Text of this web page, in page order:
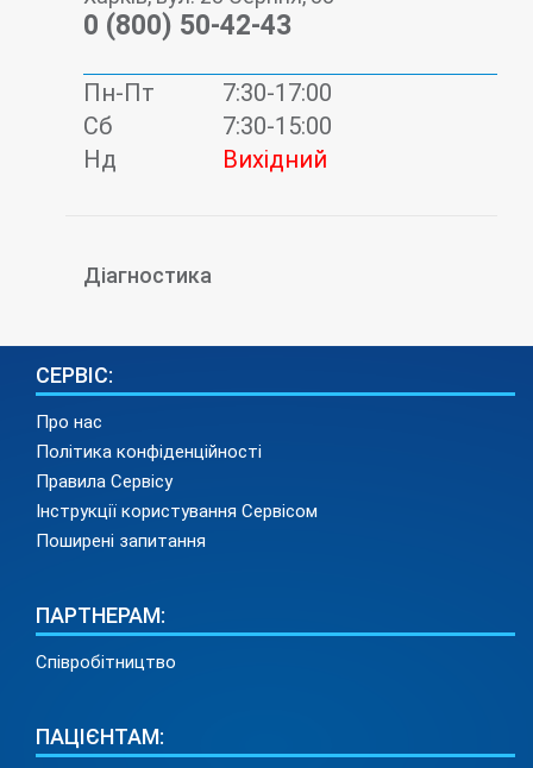
0 (800) 50-42-43
Пн-Пт
7:30-17:00
Сб
7:30-15:00
Нд
Вихідний
Діагностика
СЕРВІС:
Про нас
Політика конфіденційності
Правила Сервісу
Інструкції користування Сервісом
Поширені запитання
ПАРТНЕРАМ:
Співробітництво
ПАЦІЄНТАМ: